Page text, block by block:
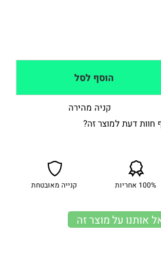
הוסף לסל
קניה מהירה
חוות דעת למוצר זה?
100% אחריות קנייה מאובטחת
אותנו על מוצר זה